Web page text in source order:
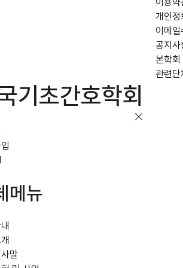
개인정
이메일
공지사
본학회
관련단
기초간호학회
메뉴
말